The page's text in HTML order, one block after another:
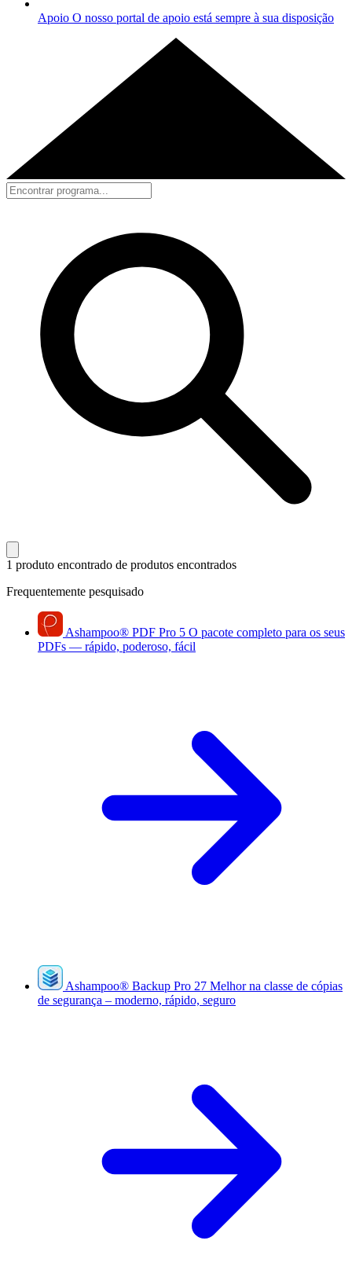
Apoio O nosso portal de apoio está sempre à sua disposição
1 produto encontrado de produtos encontrados
Frequentemente pesquisado
Ashampoo® PDF Pro 5 O pacote completo para os seus
PDFs — rápido, poderoso, fácil
Ashampoo® Backup Pro 27 Melhor na classe de cópias
de segurança – moderno, rápido, seguro